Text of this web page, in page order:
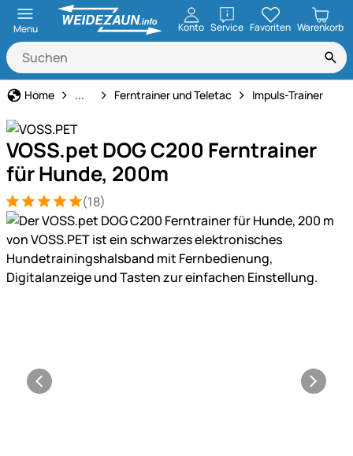
Menu Konto ServiceöffnenFavoriten Warenkorb
Home Hundeerziehung & Ferntrainer
... Ferntrainer und Teletac Impuls-Trainer
VOSS.pet DOG C200 Ferntrainer
für Hunde, 200m
Bewertung: 5 von 5 (18 Bewertungen)
18 Bewertungen
(18)
Produktgalerie